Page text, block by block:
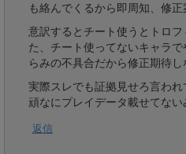
も絡んでくるから即周知、修正
意訳するとチート使うとトロ
た、チート使ってないキャラ
らみの不具合だから修正期待
実際スレでも証拠見せろ言わ
頑なにプレイデータ載せてない
返信